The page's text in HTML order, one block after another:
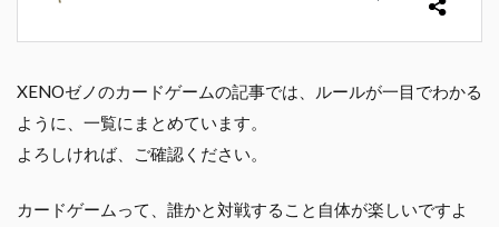
XENOゼノのカードゲームの記事では、ルールが一目でわかる
ように、一覧にまとめています。
よろしければ、ご確認ください。
カードゲームって、誰かと対戦すること自体が楽しいですよ